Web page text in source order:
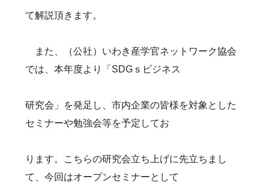
て解説頂きます。
また、（公社）いわき産学官ネットワーク協会
では、本年度より「SDGｓビジネス
研究会」を発足し、市内企業の皆様を対象とした
セミナーや勉強会等を予定してお
ります。こちらの研究会立ち上げに先立ちまし
て、今回はオープンセミナーとして